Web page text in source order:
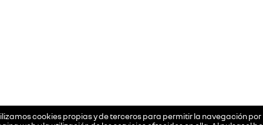
cookies propias y de terceros para permitir la navegación por